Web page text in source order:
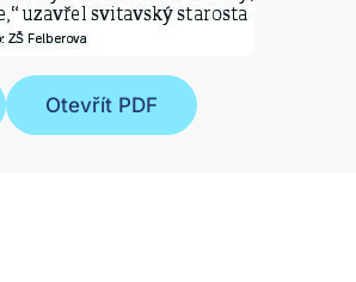
Otevřít PDF